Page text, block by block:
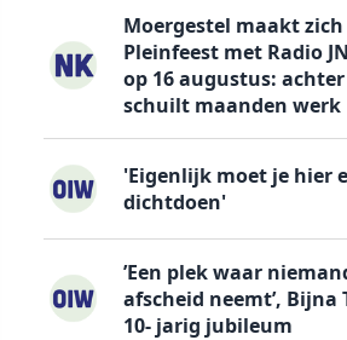
Moergestel maakt
Pleinfeest met Radio
op 16 augustus:
schuilt maanden werk
'Eigenlijk moet je hier
dichtdoen'
’Een plek waar
afscheid neemt’,
10- jarig jubileum